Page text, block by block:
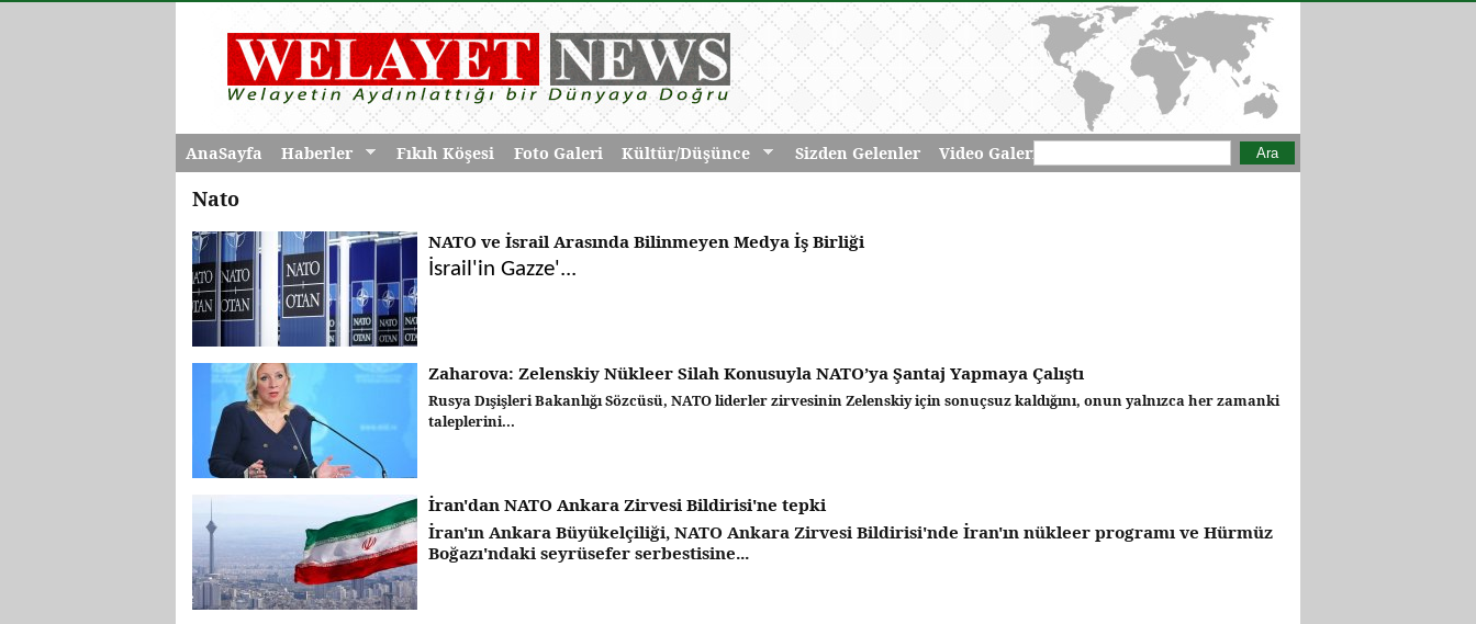
AnaSayfa Haberler Fıkıh Köşesi Foto Galeri Kültür/Düşünce Sizden Gelenler Video GaleriArama formu
Ara
Nato
NATO ve İsrail Arasında Bilinmeyen Medya İş Birliği
İsrail'in Gazze'...
Zaharova: Zelenskiy Nükleer Silah Konusuyla NATO’ya Şantaj Yapmaya Çalıştı
Rusya Dışişleri Bakanlığı Sözcüsü, NATO liderler zirvesinin Zelenskiy için sonuçsuz kaldığını, onun yalnızca her zamanki
taleplerini...
İran'dan NATO Ankara Zirvesi Bildirisi'ne tepki
İran'ın Ankara Büyükelçiliği, NATO Ankara Zirvesi Bildirisi'nde İran'ın nükleer programı ve Hürmüz
Boğazı'ndaki seyrüsefer serbestisine...